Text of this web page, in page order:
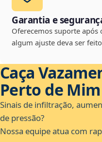
Garantia e
Oferecemos suporte após
algum ajuste deva ser
Caça
Perto de Mim
Sinais de infiltração,
de pressão?
Nossa equipe atua com